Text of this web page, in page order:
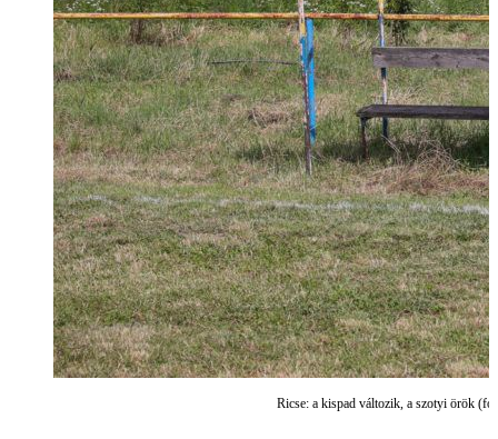
Ricse: a kispad változik, a szotyi örök